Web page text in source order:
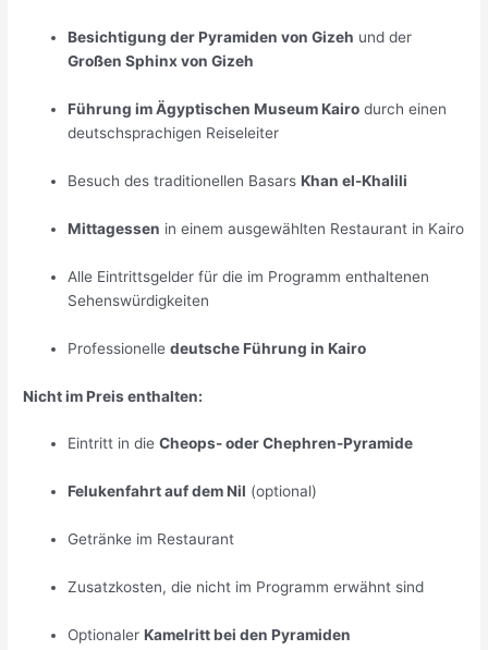
Besichtigung der Pyramiden von Gizeh und der
Großen Sphinx von Gizeh
Führung im Ägyptischen Museum Kairo durch einen
deutschsprachigen Reiseleiter
Besuch des traditionellen BasarsKhan el-Khalili
Mittagessen in einem ausgewählten Restaurant in Kairo
Alle Eintrittsgelder für die im Programm enthaltenen
Sehenswürdigkeiten
Professionelledeutsche Führung in Kairo
Nicht im Preis enthalten:
Eintritt in dieCheops- oder Chephren-Pyramide
Felukenfahrt auf dem Nil (optional)
Getränke im Restaurant
Zusatzkosten, die nicht im Programm erwähnt sind
OptionalerKamelritt bei den Pyramiden